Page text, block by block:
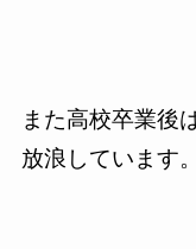
また高校卒業後
放浪しています。